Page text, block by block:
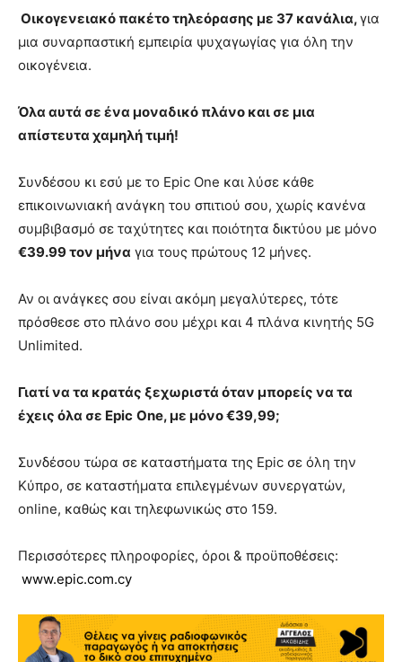
Οικογενειακό πακέτο τηλεόρασης με 37 κανάλια,για
μια συναρπαστική εμπειρία ψυχαγωγίας για όλη την
οικογένεια.
Όλα αυτά σε ένα μοναδικό πλάνο και σε μια
απίστευτα χαμηλή τιμή!
Συνδέσου κι εσύ με το Epic Οne και λύσε κάθε
επικοινωνιακή ανάγκη του σπιτιού σου, χωρίς κανένα
συμβιβασμό σε ταχύτητες και ποιότητα δικτύου με μόνο
€39.99 τον μήνα για τους πρώτους 12 μήνες.
Αν οι ανάγκες σου είναι ακόμη μεγαλύτερες, τότε
πρόσθεσε στο πλάνο σου μέχρι και 4 πλάνα κινητής 5G
Unlimited.
Γιατί να τα κρατάς ξεχωριστά όταν μπορείς να τα
έχεις όλα σε Epic One, με μόνο €39,99;
Συνδέσου τώρα σε καταστήματα της Εpic σε όλη την
Κύπρο, σε καταστήματα επιλεγμένων συνεργατών,
online, καθώς και τηλεφωνικώς στο 159.
Περισσότερες πληροφορίες, όροι & προϋποθέσεις:
www.epic.com.cy